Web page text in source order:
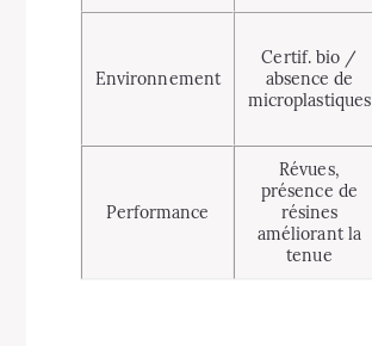
Environnement
Certif. bio /
absence de
microplastiques
Performance
Révues,
présence de
résines
améliorant la
tenue